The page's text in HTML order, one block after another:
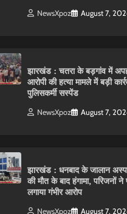
NewsXpoz August 7,
झारखंड : चतरा के बड़गांव में
आरोपी की हत्या मामले में बड़ी
पुलिसकर्मी सस्पेंड
NewsXpoz August 7,
झारखंड : धनबाद के जालान
की मौत के बाद हंगामा, परिजनों
लगाया गंभीर आरोप
NewsXpoz August 7,